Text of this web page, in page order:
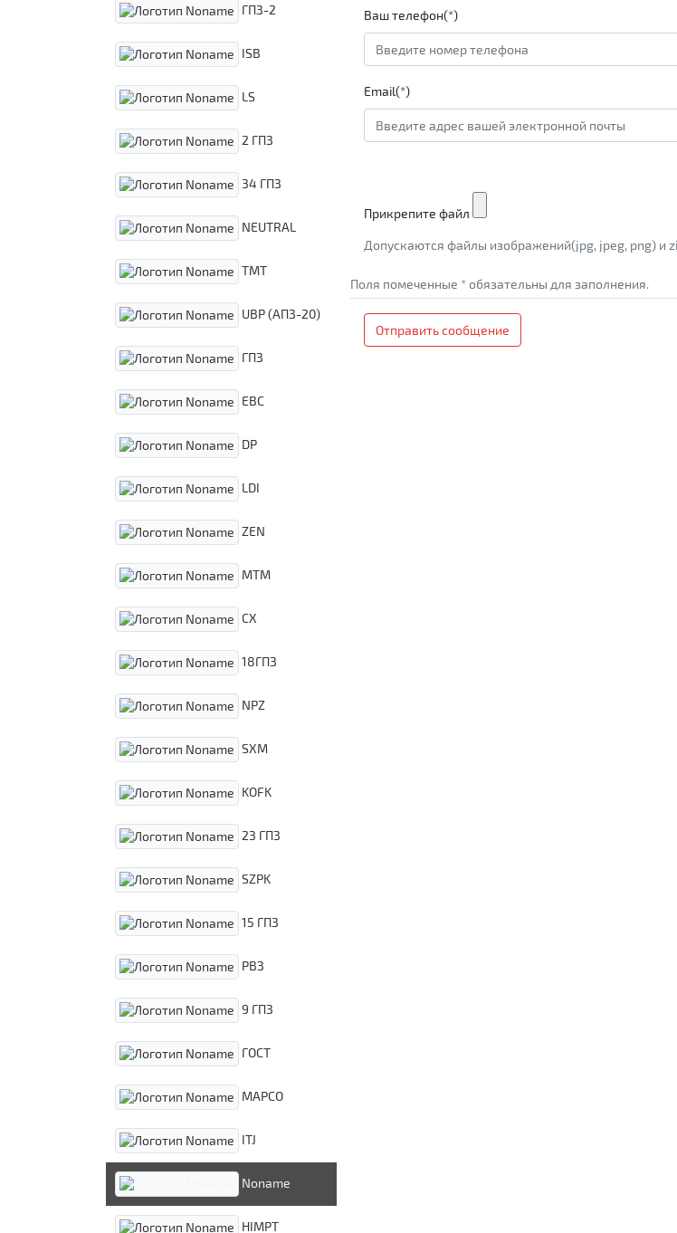
ГПЗ-2
ISB
LS
2 ГПЗ
34 ГПЗ
NEUTRAL
TMT
UBP (АПЗ-20)
ГПЗ
EBC
DP
LDI
ZEN
MTM
CX
18ГПЗ
NPZ
SXM
KOFK
23 ГПЗ
SZPK
15 ГПЗ
РВЗ
9 ГПЗ
ГОСТ
MAPCO
ITJ
Noname
HIMPT
Ваш телефон(*)
Email(*)
Прикрепите файл
Допускаются файлы изображений(jpg, jpeg, png) и
Поля помеченные * обязательны для заполнения.
Отправить сообщение